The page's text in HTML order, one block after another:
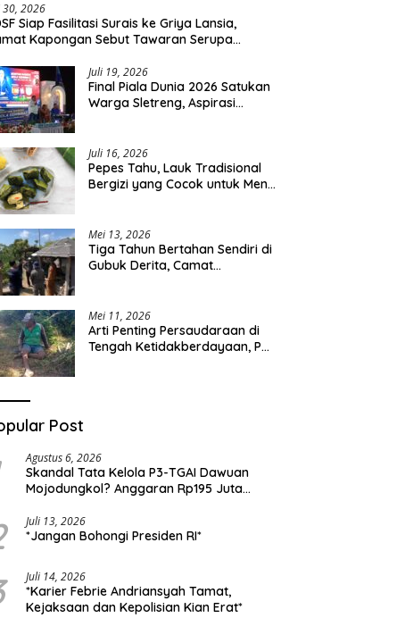
30, 2026
Siap Fasilitasi Surais ke Griya Lansia,
Kapongan Sebut Tawaran Serupa
Juli 19, 2026
Final Piala Dunia 2026 Satukan
Warga Sletreng, Aspirasi
Juli 16, 2026
Pepes Tahu, Lauk Tradisional
Bergizi yang Cocok untuk Menu
Mei 13, 2026
Tiga Tahun Bertahan Sendiri di
Gubuk Derita, Camat
Mei 11, 2026
Arti Penting Persaudaraan di
Tengah Ketidakberdayaan, Pak
Post
Agustus 6, 2026
Skandal Tata Kelola P3-TGAI Dawuan
Mojodungkol? Anggaran Rp195 Juta
hingga Misteri Swakelola Petani
Juli 13, 2026
*Jangan Bohongi Presiden RI*
Juli 14, 2026
*Karier Febrie Andriansyah Tamat,
Kejaksaan dan Kepolisian Kian Erat*